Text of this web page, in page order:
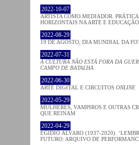
2022-10-07
ARTISTA COMO MEDIADOR.
HORIZONTAIS NA ARTE E
2022-08-29
19 DE AGOSTO, DIA MUNDIAL DA
2022-07-31
A CULTURA NÃO ESTÁ FORA DA
CAMPO DE BATALHA
2022-06-30
ARTE DIGITAL E CIRCUITOS ONLINE
2022-05-29
MULHERES, VAMPIROS E OUTRAS
QUE REINAM
2022-04-29
EGÍDIO ÁLVARO (1937-2020).
FUTURO: ARQUIVO DE